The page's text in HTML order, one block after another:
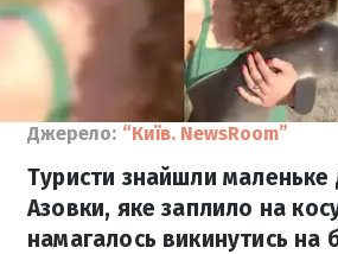
Джерело: “Київ. NewsRoom”
Туристи знайшли маленьке
Азовки, яке заплило на
намагалось викинутись на